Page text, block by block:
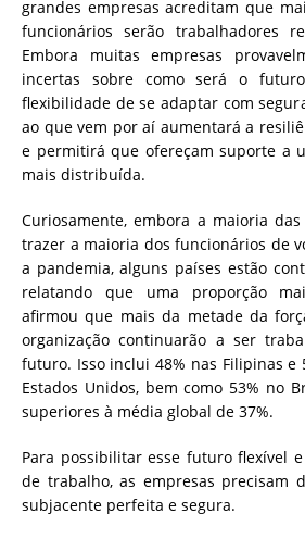
grandes empresas acreditam que
funcionários serão trabalhadores
Embora muitas empresas
incertas sobre como será o
flexibilidade de se adaptar com
ao que vem por aí aumentará a
e permitirá que ofereçam suporte a
mais distribuída.
Curiosamente, embora a maioria
trazer a maioria dos funcionários de
a pandemia, alguns países estão
relatando que uma proporção
afirmou que mais da metade da
organização continuarão a ser
futuro. Isso inclui 48% nas Filipinas e
Estados Unidos, bem como 53% no
superiores à média global de 37%.
Para possibilitar esse futuro flexível
de trabalho, as empresas precisam
subjacente perfeita e segura.